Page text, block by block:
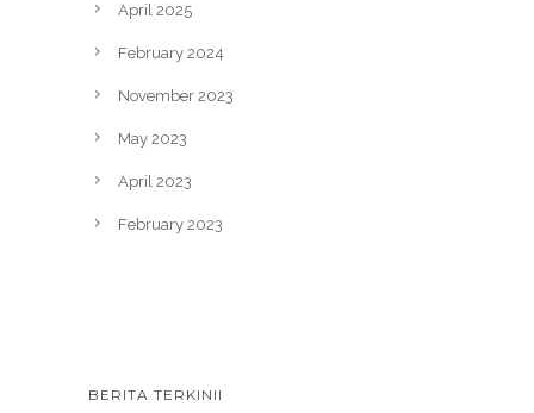
April 2025
February 2024
November 2023
May 2023
April 2023
February 2023
BERITA TERKINII